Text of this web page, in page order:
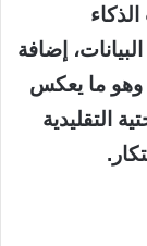
إضافة
وهو ما يعكس
التقليدية